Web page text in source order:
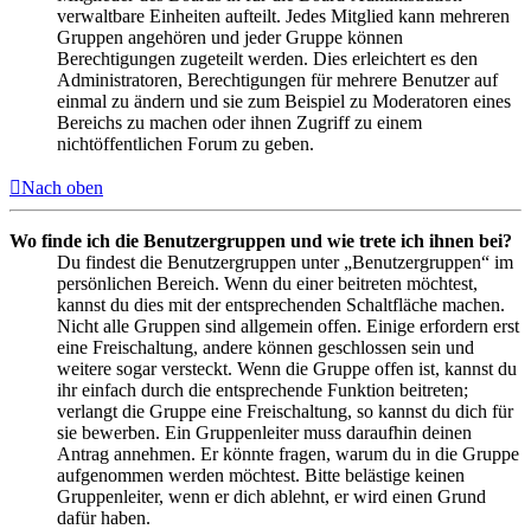
verwaltbare Einheiten aufteilt. Jedes Mitglied kann mehreren
Gruppen angehören und jeder Gruppe können
Berechtigungen zugeteilt werden. Dies erleichtert es den
Administratoren, Berechtigungen für mehrere Benutzer auf
einmal zu ändern und sie zum Beispiel zu Moderatoren eines
Bereichs zu machen oder ihnen Zugriff zu einem
nichtöffentlichen Forum zu geben.
Nach oben
Wo finde ich die Benutzergruppen und wie trete ich ihnen bei?
Du findest die Benutzergruppen unter „Benutzergruppen“ im
persönlichen Bereich. Wenn du einer beitreten möchtest,
kannst du dies mit der entsprechenden Schaltfläche machen.
Nicht alle Gruppen sind allgemein offen. Einige erfordern erst
eine Freischaltung, andere können geschlossen sein und
weitere sogar versteckt. Wenn die Gruppe offen ist, kannst du
ihr einfach durch die entsprechende Funktion beitreten;
verlangt die Gruppe eine Freischaltung, so kannst du dich für
sie bewerben. Ein Gruppenleiter muss daraufhin deinen
Antrag annehmen. Er könnte fragen, warum du in die Gruppe
aufgenommen werden möchtest. Bitte belästige keinen
Gruppenleiter, wenn er dich ablehnt, er wird einen Grund
dafür haben.